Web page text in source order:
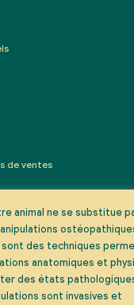
de ventes
vous
animal ne se substitue
des techniques
anatomiques et
des états
sont invasives et